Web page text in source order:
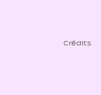
Crédits